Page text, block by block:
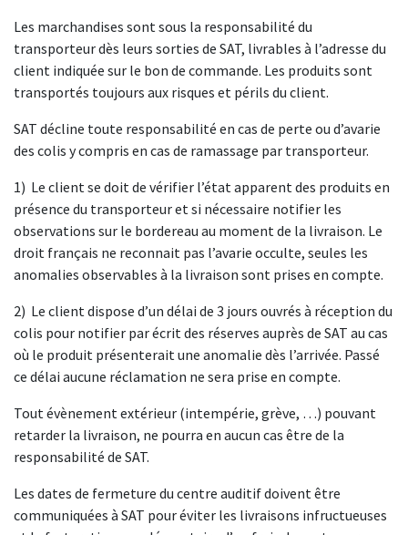
Les marchandises sont sous la responsabilité du
transporteur dès leurs sorties de SAT, livrables à l’adresse du
client indiquée sur le bon de commande. Les produits sont
transportés toujours aux risques et périls du client.
SAT décline toute responsabilité en cas de perte ou d’avarie
des colis y compris en cas de ramassage par transporteur.
1) Le client se doit de vérifier l’état apparent des produits en
présence du transporteur et si nécessaire notifier les
observations sur le bordereau au moment de la livraison. Le
droit français ne reconnait pas l’avarie occulte, seules les
anomalies observables à la livraison sont prises en compte.
2) Le client dispose d’un délai de 3 jours ouvrés à réception du
colis pour notifier par écrit des réserves auprès de SAT au cas
où le produit présenterait une anomalie dès l’arrivée. Passé
ce délai aucune réclamation ne sera prise en compte.
Tout évènement extérieur (intempérie, grève, …) pouvant
retarder la livraison, ne pourra en aucun cas être de la
responsabilité de SAT.
Les dates de fermeture du centre auditif doivent être
communiquées à SAT pour éviter les livraisons infructueuses